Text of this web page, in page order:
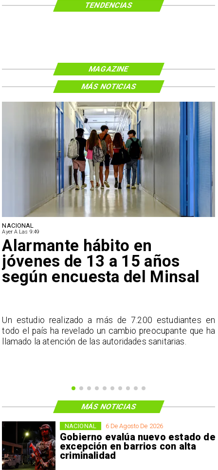
TENDENCIAS
MAGAZINE
NACIONAL
Ayer A Las 9:49
Alarmante hábito en
jóvenes de 13 a 15 años
según encuesta del Minsal
Un estudio realizado a más de 7.200 estudiantes en
todo el país ha revelado un cambio preocupante que ha
llamado la atención de las autoridades sanitarias.
MÁS NOTICIAS
6 De Agosto De 2026
Gobierno evalúa nuevo estado de
excepción en barrios con alta
criminalidad
NACIONAL
MÁS NOTICIAS